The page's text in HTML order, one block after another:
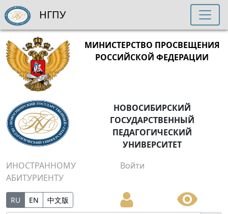
МИНИСТЕРСТВО ПРОСВЕЩЕНИЯ
РОССИЙСКОЙ ФЕДЕРАЦИИ
НОВОСИБИРСКИЙ
ГОСУДАРСТВЕННЫЙ
ПЕДАГОГИЧЕСКИЙ
УНИВЕРСИТЕТ
ИНОСТРАННОМУ
АБИТУРИЕНТУ
Войти
RU EN 中文版
НГПУ